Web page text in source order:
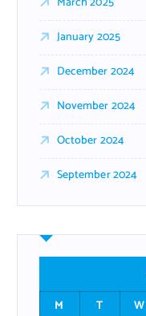
January 2025
December 2024
November 2024
October 2024
September 2024
M
T W